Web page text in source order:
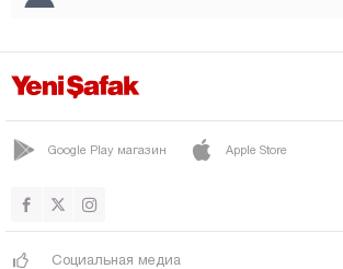
Чанаккале
Чанкыры
Чорум
Диярбакыр
Google Play магазин Apple Store
Социальная медиа